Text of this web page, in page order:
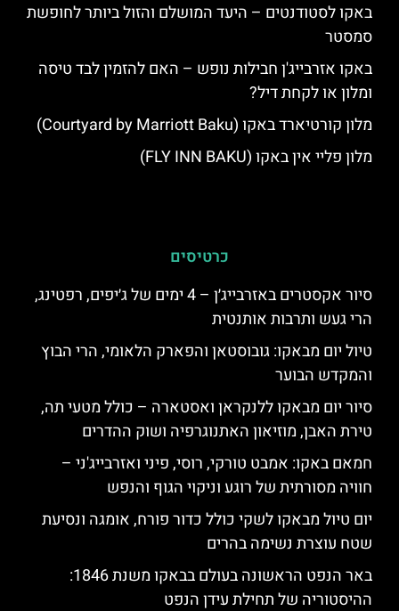
באקו לסטודנטים – היעד המושלם והזול ביותר לחופשת
סמסטר
באקו אזרבייג'ן חבילות נופש – האם להזמין לבד טיסה
ומלון או לקחת דיל?
מלון קורטיארד באקו (Courtyard by Marriott Baku)
מלון פליי אין באקו (FLY INN BAKU)
כרטיסים
סיור אקסטרים באזרבייג׳ן – 4 ימים של ג׳יפים, רפטינג,
הרי געש ותרבות אותנטית
טיול יום מבאקו: גובוסטאן והפארק הלאומי, הרי הבוץ
והמקדש הבוער
סיור יום מבאקו ללנקראן ואסטארה – כולל מטעי תה,
טירת האבן, מוזיאון האתנוגרפיה ושוק ההדרים
חמאם באקו: אמבט טורקי, רוסי, פיני ואזרבייג'ני –
חוויה מסורתית של רוגע וניקוי הגוף והנפש
יום טיול מבאקו לשקי כולל כדור פורח, אומגה ונסיעת
שטח עוצרת נשימה בהרים
באר הנפט הראשונה בעולם בבאקו משנת 1846:
ההיסטוריה של תחילת עידן הנפט